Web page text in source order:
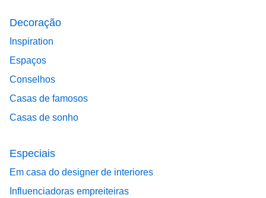
Decoração
Inspiration
Espaços
Conselhos
Casas de famosos
Casas de sonho
Especiais
Em casa do designer de interiores
Influenciadoras empreiteiras